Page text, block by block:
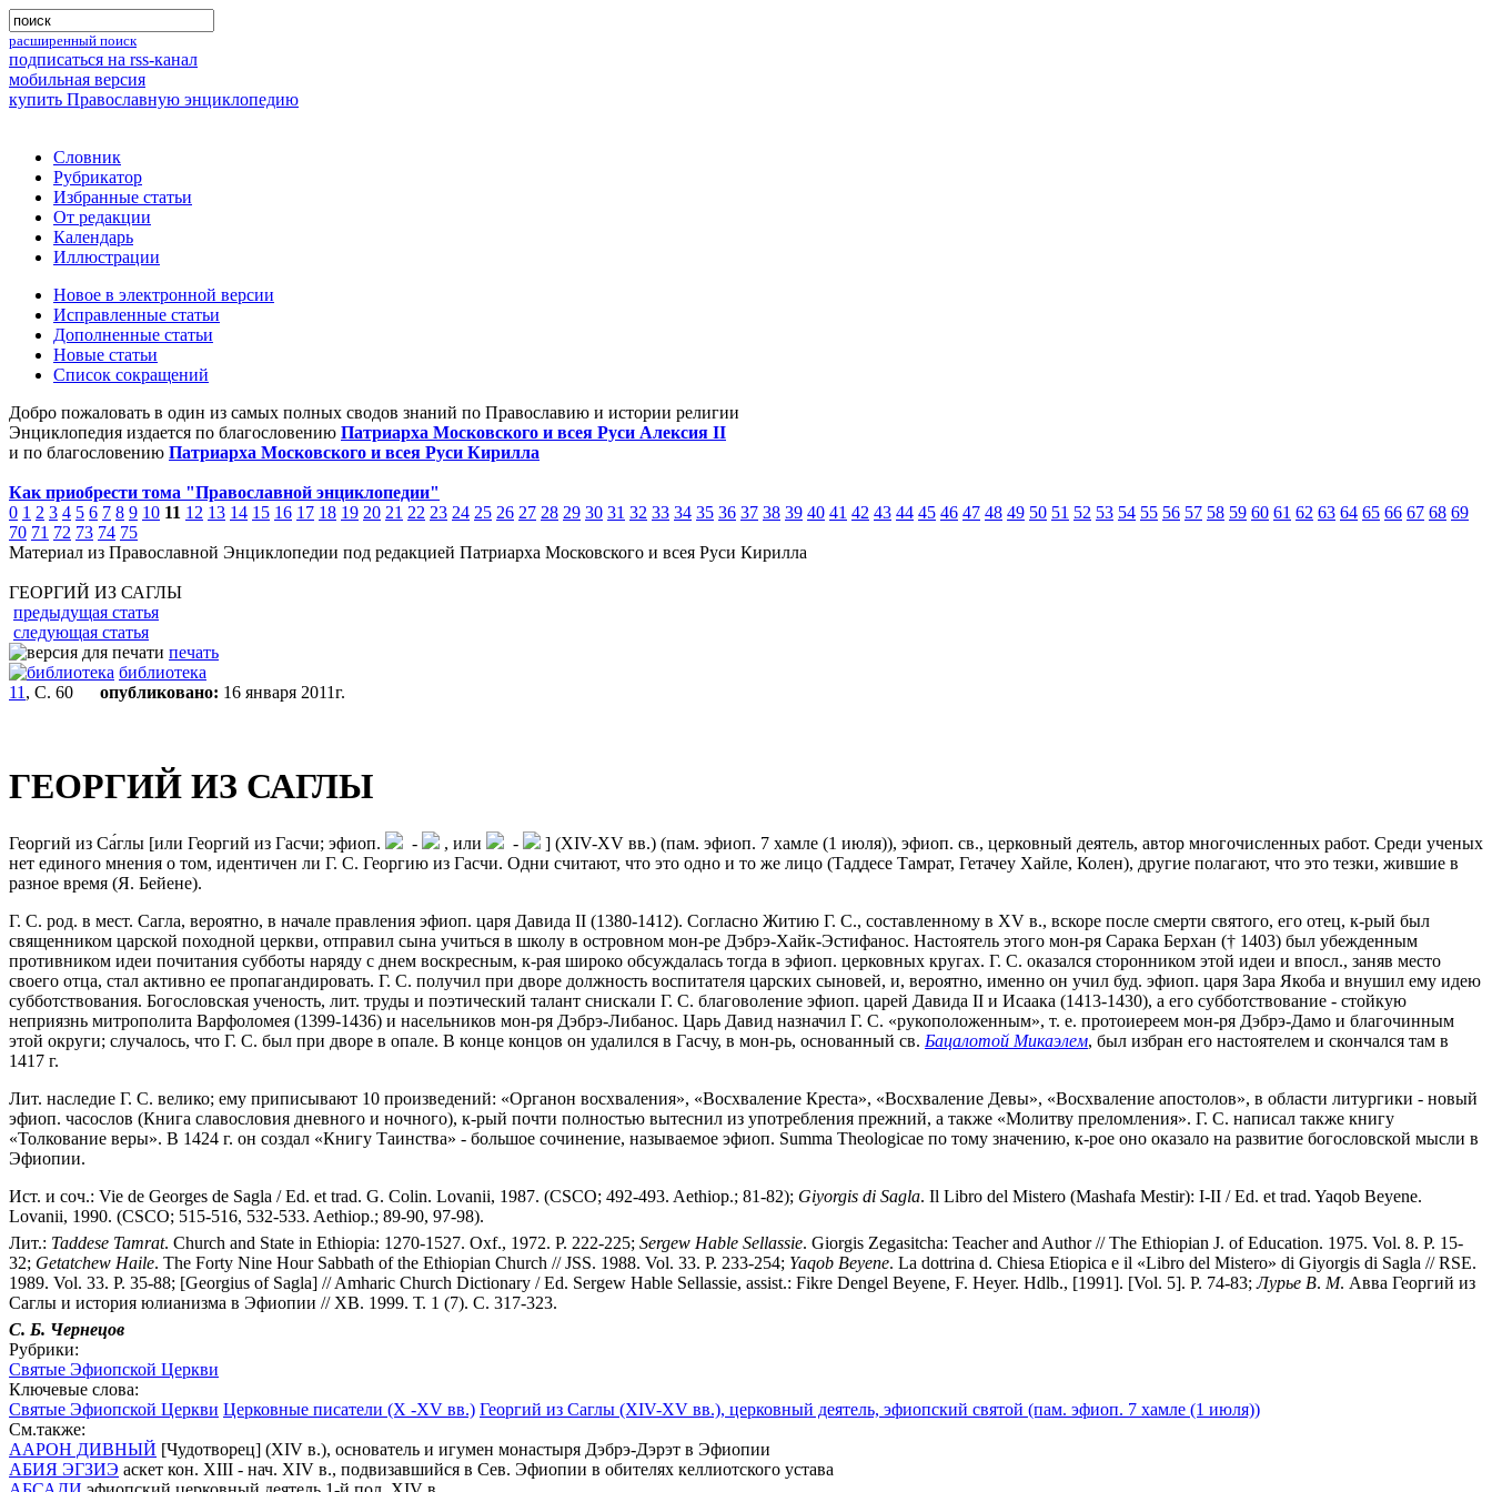
расширенный поиск
подписаться на rss-канал
мобильная версия
купить Православную энциклопедию
Словник
Рубрикатор
Избранные статьи
От редакции
Календарь
Иллюстрации
Новое в электронной версии
Исправленные статьи
Дополненные статьи
Новые статьи
Список сокращений
Добро пожаловать в один из самых полных сводов знаний по Православию и истории религии
Энциклопедия издается по благословению Патриарха Московского и всея Руси Алексия II
и по благословению Патриарха Московского и всея Руси Кирилла
Как приобрести тома "Православной энциклопедии"
0 1 2 3 4 5 6 7 8 9 10 11 12 13 14 15 16 17 18 19 20 21 22 23 24 25 26 27 28 29 30 31 32 33 34 35 36 37 38 39 40 41 42 43 44 45 46 47 48 49 50 51 52 53 54 55 56 57 58 59 60 61 62 63 64 65 66 67 68 69
70 71 72 73 74 75
Материал из Православной Энциклопедии под редакцией Патриарха Московского и всея Руси Кирилла
ГЕОРГИЙ ИЗ САГЛЫ
предыдущая статья
следующая статья
печать
библиотека
11 , С. 60 опубликовано: 16 января 2011г.
ГЕОРГИЙ ИЗ САГЛЫ
Георгий из Са́глы [или Георгий из Гасчи; эфиоп. - , или -
] (XIV-XV вв.) (пам. эфиоп. 7 хамле (1 июля)), эфиоп. св., церковный деятель, автор многочисленных работ. Среди ученых
нет единого мнения о том, идентичен ли Г. С. Георгию из Гасчи. Одни считают, что это одно и то же лицо (Таддесе Тамрат, Гетачеу Хайле, Колен), другие полагают, что это тезки, жившие в
разное время (Я. Бейене).
Г. C. род. в мест. Сагла, вероятно, в начале правления эфиоп. царя Давида II (1380-1412). Согласно Житию Г. C., составленному в XV в., вскоре после смерти святого, его отец, к-рый был
священником царской походной церкви, отправил сына учиться в школу в островном мон-ре Дэбрэ-Хайк-Эстифанос. Настоятель этого мон-ря Сарака Берхан († 1403) был убежденным
противником идеи почитания субботы наряду с днем воскресным, к-рая широко обсуждалась тогда в эфиоп. церковных кругах. Г. C. оказался сторонником этой идеи и впосл., заняв место
своего отца, стал активно ее пропагандировать. Г. С. получил при дворе должность воспитателя царских сыновей, и, вероятно, именно он учил буд. эфиоп. царя Зара Якоба и внушил ему идею
субботствования. Богословская ученость, лит. труды и поэтический талант снискали Г. С. благоволение эфиоп. царей Давида II и Исаака (1413-1430), а его субботствование - стойкую
неприязнь митрополита Варфоломея (1399-1436) и насельников мон-ря Дэбрэ-Либанос. Царь Давид назначил Г. С. «рукоположенным», т. е. протоиереем мон-ря Дэбрэ-Дамо и благочинным
этой округи; случалось, что Г. С. был при дворе в опале. В конце концов он удалился в Гасчу, в мон-рь, основанный св. Бацалотой Микаэлем, был избран его настоятелем и скончался там в
1417 г.
Лит. наследие Г. C. велико; ему приписывают 10 произведений: «Органон восхваления», «Восхваление Креста», «Восхваление Девы», «Восхваление апостолов», в области литургики - новый
эфиоп. часослов (Книга славословия дневного и ночного), к-рый почти полностью вытеснил из употребления прежний, а также «Молитву преломления». Г. С. написал также книгу
«Толкование веры». В 1424 г. он создал «Книгу Таинства» - большое сочинение, называемое эфиоп. Summa Theologicae по тому значению, к-рое оно оказало на развитие богословской мысли в
Эфиопии.
Ист. и соч.: Vie de Georges de Sagla / Ed. et trad. G. Colin. Lovanii, 1987. (CSCO; 492-493. Aethiop.; 81-82); Giyorgis di Sagla. Il Libro del Mistero (Mashafa Mestir): I-II / Ed. et trad. Yaqob Beyene.
Lovanii, 1990. (CSCO; 515-516, 532-533. Aethiop.; 89-90, 97-98).
Лит.: Taddese Tamrat. Church and State in Ethiopia: 1270-1527. Oxf., 1972. P. 222-225; Sergew Hable Sellassie. Giorgis Zegasitcha: Teacher and Author // The Ethiopian J. of Education. 1975. Vol. 8. P. 15-
32; Getatchew Haile. The Forty Nine Hour Sabbath of the Ethiopian Church // JSS. 1988. Vol. 33. P. 233-254; Yaqob Beyene. La dottrina d. Chiesa Etiopica e il «Libro del Mistero» di Giyorgis di Sagla // RSE.
1989. Vol. 33. P. 35-88; [Georgius of Sagla] // Amharic Church Dictionary / Ed. Sergew Hable Sellassie, аssist.: Fikre Dengel Beyene, F. Heyer. Hdlb., [1991]. [Vol. 5]. P. 74-83;Лурье В. М. Авва Георгий из
Саглы и история юлианизма в Эфиопии // ХВ. 1999. Т. 1 (7). С. 317-323.
С. Б. Чернецов
Рубрики:
Святые Эфиопской Церкви
Ключевые слова:
Святые Эфиопской Церкви Церковные писатели (X -XV вв.) Георгий из Саглы (XIV-XV вв.), церковный деятель, эфиопский святой (пам. эфиоп. 7 хамле (1 июля))
См.также:
ААРОН ДИВНЫЙ [Чудотворец] (XIV в.), основатель и игумен монастыря Дэбрэ-Дэрэт в Эфиопии
АБИЯ ЭГЗИЭ аскет кон. XIII - нач. XIV в., подвизавшийся в Сев. Эфиопии в обителях келлиотского устава